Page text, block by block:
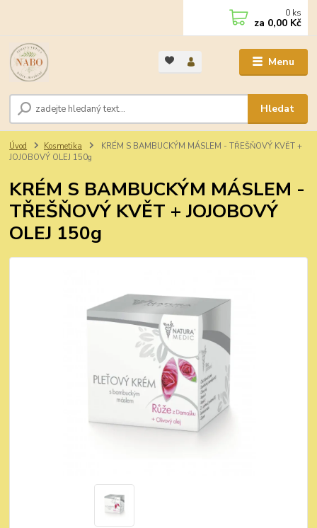
Menu
Hledat
0 ks
za 0,00 Kč
Úvod Kosmetika
KRÉM S BAMBUCKÝM MÁSLEM - TŘEŠŇOVÝ KVĚT +
JOJOBOVÝ OLEJ 150g
KRÉM S BAMBUCKÝM MÁSLEM -
TŘEŠŇOVÝ KVĚT + JOJOBOVÝ
OLEJ 150g